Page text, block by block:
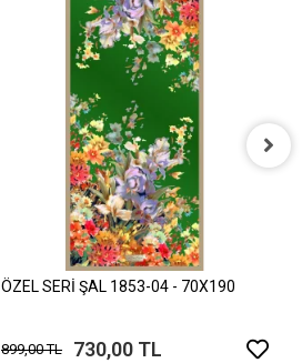
ÖZEL SERİ ŞAL 1853-04 - 70X190
899,00 TL 730,00 TL